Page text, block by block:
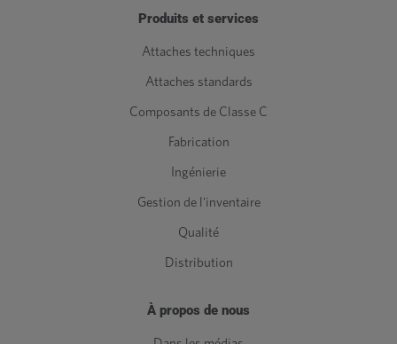
Produits et services
Attaches techniques
Attaches standards
Composants de Classe C
Fabrication
Ingénierie
Gestion de l'inventaire
Qualité
Distribution
À propos de nous